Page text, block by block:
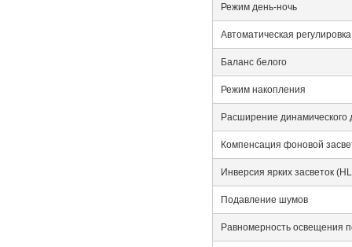
Режим день-ночь
Автоматическая
Баланс белого
Режим накопления
Расширение динамического
Компенсация фоновой
Инверсия ярких засветок
Подавление шумов
Равномерность освещения